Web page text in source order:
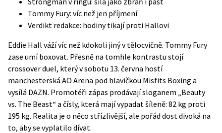
Tommy Fury: víc než jen příjmení
Verdikt redakce: hodiny tikají proti Hallovi
Eddie Hall váží víc než kdokoli jiný v tělocvičně. Tommy Fury
zase umí boxovat. Přesně na tomhle kontrastu stojí
crossover duel, který v sobotu 13. června hostí
manchesterská AO Arena pod hlavičkou Misfits Boxing a
vysílá DAZN. Promotéři zápas prodávají sloganem „Beauty
vs. The Beast“ a čísly, která mají vypadat šíleně: 82 kg proti
195 kg. Realita je o něco střízlivější, ale pořád dost divoká na
to, aby se vyplatilo dívat.